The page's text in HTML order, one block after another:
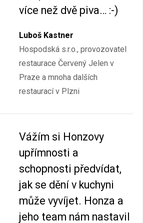
více než dvě piva… :-)
Luboš Kastner
Hospodská s.r.o., provozovatel
restaurace Červený Jelen v
Praze a mnoha dalších
restaurací v Plzni
Vážím si Honzovy
upřímnosti a
schopnosti předvídat,
jak se dění v kuchyni
může vyvíjet. Honza a
jeho team nám nastavil